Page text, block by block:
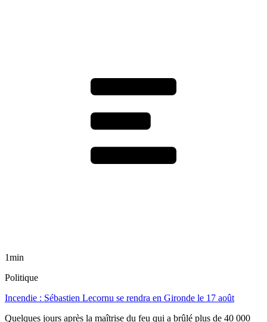
1min
Politique
Incendie : Sébastien Lecornu se rendra en Gironde le 17 août
Quelques jours après la maîtrise du feu qui a brûlé plus de 40 000